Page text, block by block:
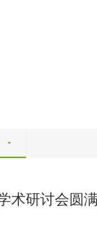
术研讨会圆